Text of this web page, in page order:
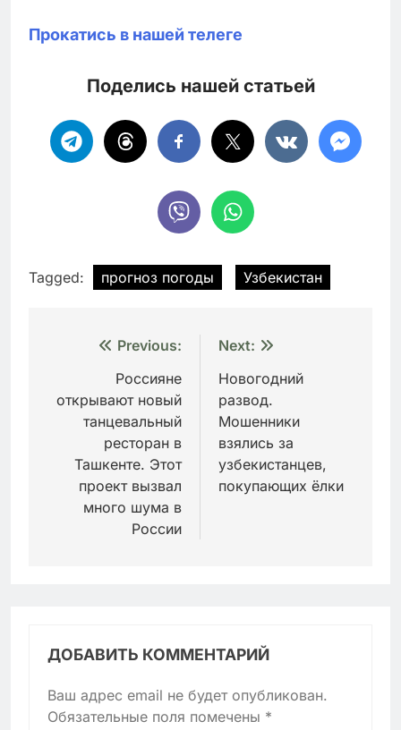
Прокатись в нашей телеге
Поделись нашей статьей
Tagged: прогноз погоды Узбекистан
Навигация
записям
Previous:
Россияне
открывают новый
танцевальный
ресторан в
Ташкенте. Этот
проект вызвал
много шума в
России
Next:
Новогодний
развод.
Мошенники
взялись за
узбекистанцев,
покупающих ёлки
ДОБАВИТЬ КОММЕНТАРИЙ
Ваш адрес email не будет опубликован.
Обязательные поля помечены *